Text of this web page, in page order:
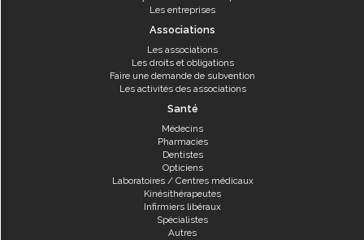
Les entreprises
Associations
Les associations
Les droits et obligations
Faire une demande de subvention
Les activités des associations
Santé
Médecins
Pharmacies
Dentistes
Opticiens
Laboratoires / Centres médicaux
Kinésithérapeutes
Infirmiers libéraux
Spécialistes
Autres